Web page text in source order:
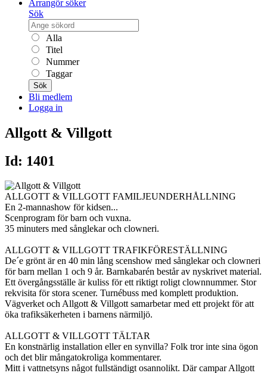
Arrangör söker
Sök
Alla
Titel
Nummer
Taggar
Sök
Bli medlem
Logga in
Allgott & Villgott
Id: 1401
ALLGOTT & VILLGOTT FAMILJEUNDERHÅLLNING
En 2-mannashow för kidsen...
Scenprogram för barn och vuxna.
35 minuters med sånglekar och clowneri.
ALLGOTT & VILLGOTT TRAFIKFÖRESTÄLLNING
De´e grönt är en 40 min lång scenshow med sånglekar och clowneri
för barn mellan 1 och 9 år. Barnkabarén består av nyskrivet material.
Ett övergångsställe är kuliss för ett riktigt roligt clownnummer. Stor
rekvisita för stora scener. Turnébuss med komplett produktion.
Vägverket och Allgott & Villgott samarbetar med ett projekt för att
öka trafiksäkerheten i barnens närmiljö.
ALLGOTT & VILLGOTT TÄLTAR
En konstnärlig installation eller en synvilla? Folk tror inte sina ögon
och det blir mångatokroliga kommentarer.
Mitt i vattnetsyns något fullständigt osannolikt. Där campar Allgott